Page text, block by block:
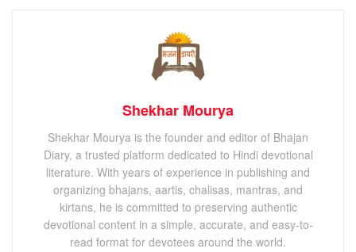
Shekhar Mourya
Shekhar Mourya is the founder and editor of Bhajan
Diary, a trusted platform dedicated to Hindi devotional
literature. With years of experience in publishing and
organizing bhajans, aartis, chalisas, mantras, and
kirtans, he is committed to preserving authentic
devotional content in a simple, accurate, and easy-to-
read format for devotees around the world.